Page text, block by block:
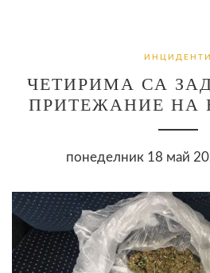
ИНЦИДЕНТИ
ЧЕТИРИМА СА
ПРИТЕЖАНИЕ НА
понеделник 18 май